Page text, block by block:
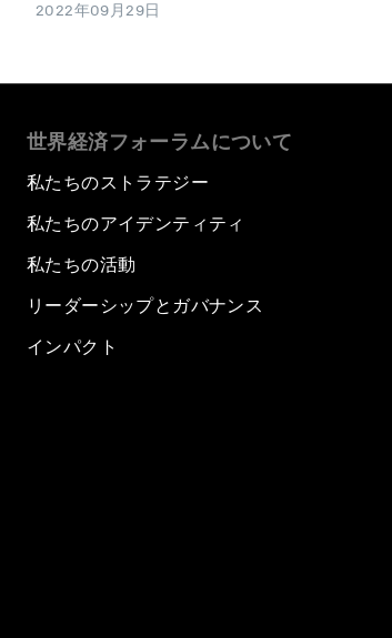
2022年09月29日
世界経済フォーラムについて
私たちのストラテジー
私たちのアイデンティティ
私たちの活動
リーダーシップとガバナンス
インパクト